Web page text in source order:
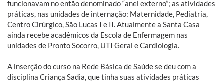
funcionavam no então denominado “anel externo”; as atividades
práticas, nas unidades de internação: Maternidade, Pediatria,
Centro Cirúrgico, São Lucas I e II. Atualmente a Santa Casa
ainda recebe acadêmicos da Escola de Enfermagem nas
unidades de Pronto Socorro, UTI Geral e Cardiologia.
A inserção do curso na Rede Básica de Saúde se deu com a
disciplina Criança Sadia, que tinha suas atividades práticas